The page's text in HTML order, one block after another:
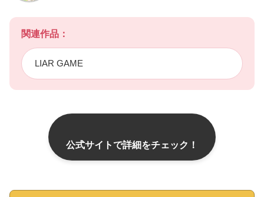
関連作品：
LIAR GAME
公式サイトで詳細をチェック！